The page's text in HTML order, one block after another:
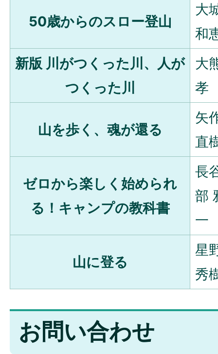
50歳からのスロー登山
大
和
新版 川がつくった川、人が
つくった川
大
孝
山を歩く、魂が還る
矢
直
ゼロから楽しく始められ
る！キャンプの教科書
長
部
一
山に登る
星
秀
お問い合わせ